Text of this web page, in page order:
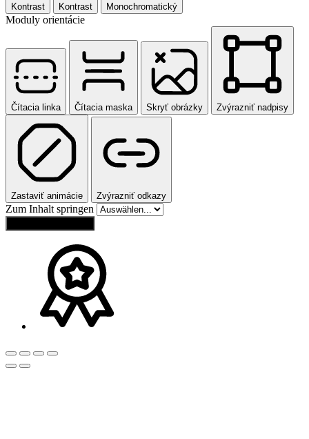
Kontrast Kontrast Monochromatický
Moduly orientácie
Čítacia linka Čítacia maska Skryť obrázky Zvýrazniť nadpisy
Zastaviť animácie Zvýrazniť odkazy
Zum Inhalt springen